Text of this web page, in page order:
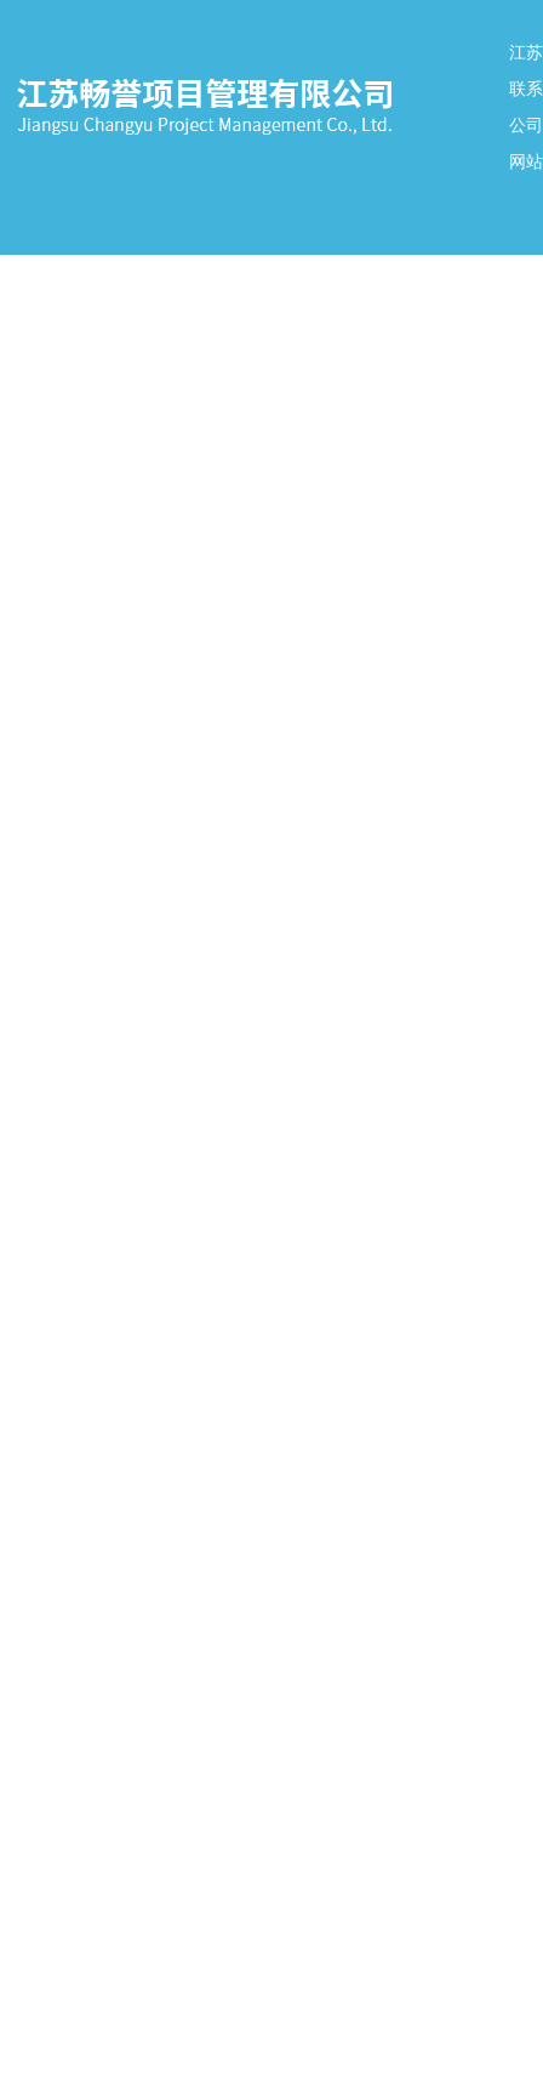
江
联
公
网